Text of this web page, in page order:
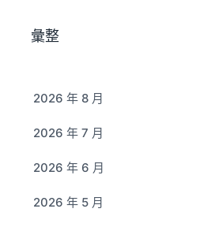
彙整
2026 年 8 月
2026 年 7 月
2026 年 6 月
2026 年 5 月